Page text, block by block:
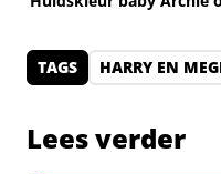
TAGS HARRY EN
Lees verder